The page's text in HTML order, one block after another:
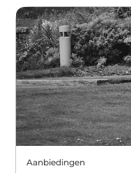
Aanbiedingen